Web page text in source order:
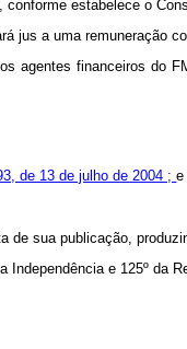
estabelece o
jus a uma remuneração
agentes financeiros do
de 13 de julho de 2004 ;e
de sua publicação,
Independência e 125º da